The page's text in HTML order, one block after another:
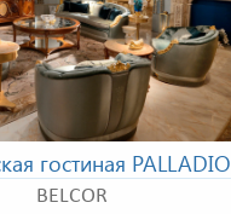
гостиная PALLADIO
BELCOR